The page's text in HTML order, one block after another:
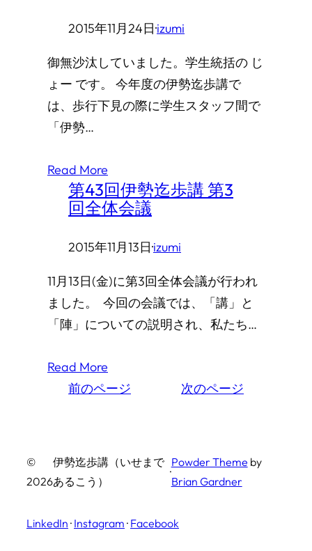
2015年11月24日·izumi
御無沙汰していました。学生統括の じ
ょー です。 今年度の伊勢迄歩講で
は、歩行下見の際に学生スタッフ間で
「伊勢…
Read More
第43回伊勢迄歩講 第3
回全体会議
2015年11月13日·izumi
11月13日(金)に第3回全体会議が行われ
ました。 今回の会議では、「講」と
「陣」についての説明され、私たち…
Read More
前のページ
次のページ
©
2026
伊勢迄歩講（いせまで
あるこう）
·
Powder Theme by
Brian Gardner
LinkedIn · Instagram · Facebook